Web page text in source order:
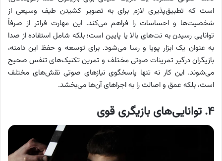
است که تطبیق‌پذیری لازم برای به تصویر کشیدن طیف وسیعی از
شخصیت‌ها و احساسات را فراهم می‌کند. این مهارت فراتر از صرفاً
توانایی رسیدن به نت‌های بالا یا پایین است؛ بلکه شامل استفاده از صدا
به عنوان یک ابزار پویا و رسا می‌شود. برای توسعه و حفظ این دامنه،
بازیگران درگیر تمرینات صوتی مختلف و تمرین تکنیک‌های تنفس صحیح
می‌شوند. این کار نه تنها پاسخگوی نیازهای صوتی نقش‌های مختلف
است، بلکه عمق و اصالت را به اجراهای آن‌ها می‌بخشد.
۴. توانایی‌های بازیگری قوی